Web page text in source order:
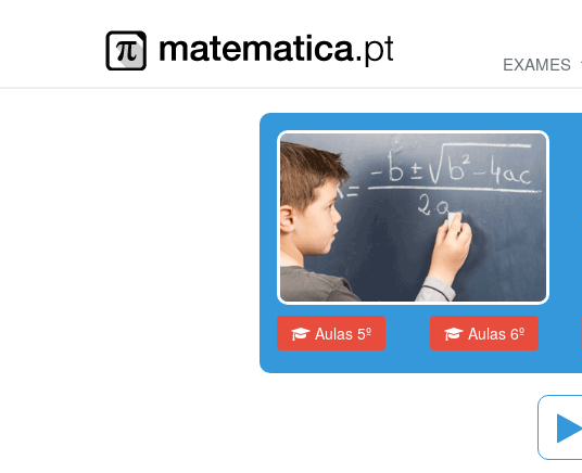
EXAMES
Aulas 5º Aulas 6º